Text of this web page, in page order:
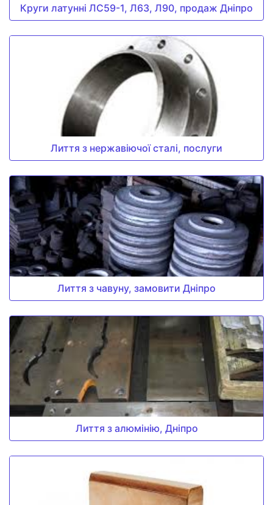
Круги латунні ЛС59-1, Л63, Л90, продаж Дніпро
Лиття з нержавіючої сталі, послуги
Лиття з чавуну, замовити Дніпро
Лиття з алюмінію, Дніпро